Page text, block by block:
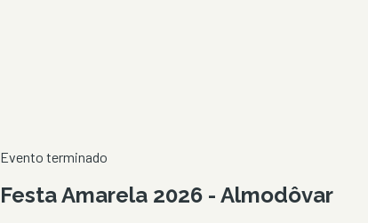
Evento terminado
Festa Amarela 2026 - Almodôvar